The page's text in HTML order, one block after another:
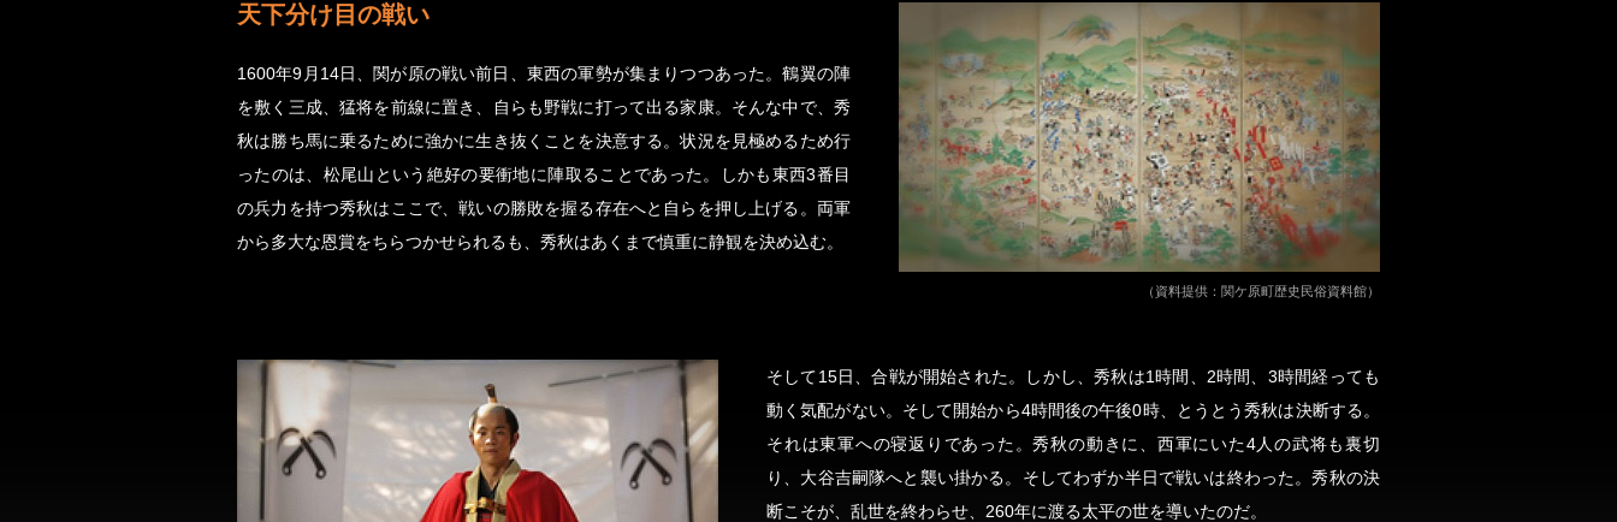
（資料提供：関ケ原町歴史民俗資料館）
天下分け目の戦い
1600年9月14日、関が原の戦い前日、東西の軍勢が集まりつつあった。鶴翼の陣
を敷く三成、猛将を前線に置き、自らも野戦に打って出る家康。そんな中で、秀
秋は勝ち馬に乗るために強かに生き抜くことを決意する。状況を見極めるため行
ったのは、松尾山という絶好の要衝地に陣取ることであった。しかも東西3番目
の兵力を持つ秀秋はここで、戦いの勝敗を握る存在へと自らを押し上げる。両軍
から多大な恩賞をちらつかせられるも、秀秋はあくまで慎重に静観を決め込む。
そして15日、合戦が開始された。しかし、秀秋は1時間、2時間、3時間経っても
動く気配がない。そして開始から4時間後の午後0時、とうとう秀秋は決断する。
それは東軍への寝返りであった。秀秋の動きに、西軍にいた4人の武将も裏切
り、大谷吉嗣隊へと襲い掛かる。そしてわずか半日で戦いは終わった。秀秋の決
断こそが、乱世を終わらせ、260年に渡る太平の世を導いたのだ。